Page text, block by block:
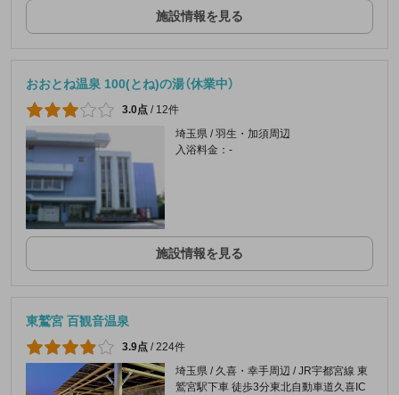
施設情報を見る
おおとね温泉 100(とね)の湯（休業中）
3.0点 / 12件
埼玉県 / 羽生・加須周辺
入浴料金：-
施設情報を見る
東鷲宮 百観音温泉
3.9点 /224件
埼玉県 / 久喜・幸手周辺 / JR宇都宮線 東
鷲宮駅下車 徒歩3分東北自動車道久喜IC